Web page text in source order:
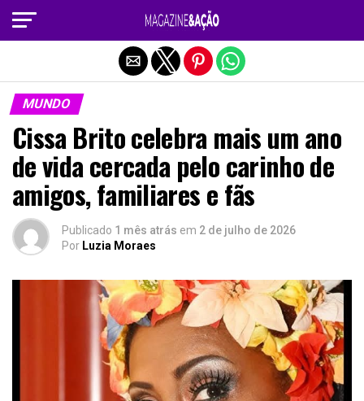
MUNDO
Cissa Brito celebra mais um ano
de vida cercada pelo carinho de
amigos, familiares e fãs
Publicado 1 mês atrás em 2 de julho de 2026
Por Luzia Moraes
Sair da versão mobile